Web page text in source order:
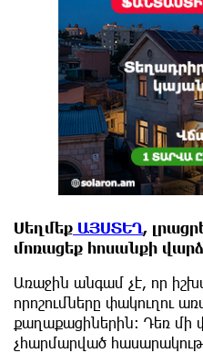
Սեղմեք ԱՅՍՏԵՂ,
մոռացեք հոսանքի
Առաջին անգամ չէ, որ
որոշումները փակուղու
քաղաքացիներին։ Դեռ մի
չհարմարված